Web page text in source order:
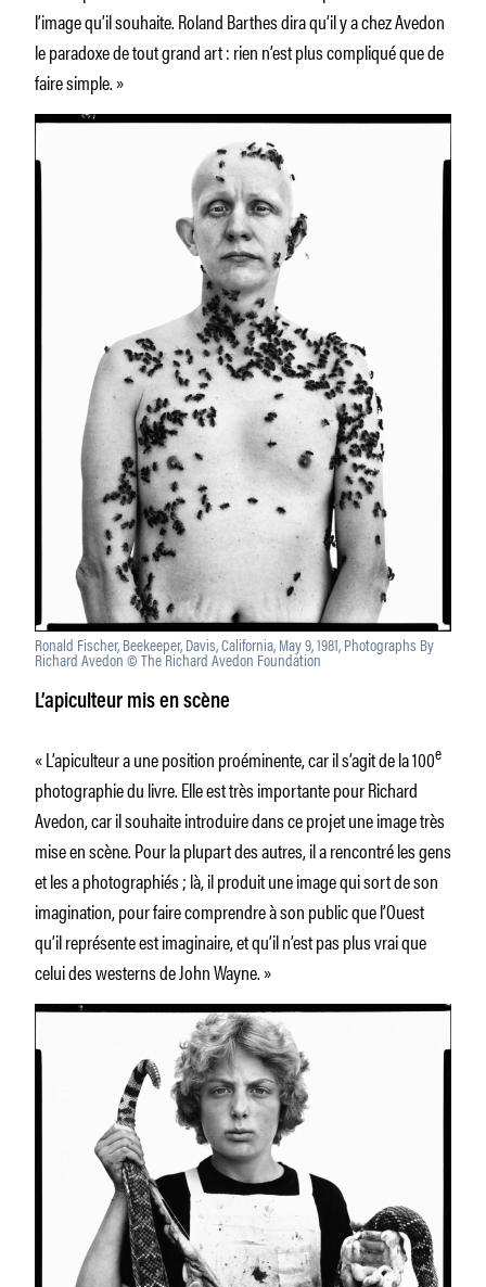
l’image qu’il souhaite. Roland Barthes dira qu’il y a chez Avedon
le paradoxe de tout grand art : rien n’est plus compliqué que de
faire simple. »
Ronald Fischer, Beekeeper, Davis, California, May 9, 1981, Photographs By
Richard Avedon © The Richard Avedon Foundation
L’apiculteur mis en scène
« L’apiculteur a une position proéminente, car il s’agit de la 100e
photographie du livre. Elle est très importante pour Richard
Avedon, car il souhaite introduire dans ce projet une image très
mise en scène. Pour la plupart des autres, il a rencontré les gens
et les a photographiés ; là, il produit une image qui sort de son
imagination, pour faire comprendre à son public que l’Ouest
qu’il représente est imaginaire, et qu’il n’est pas plus vrai que
celui des westerns de John Wayne. »